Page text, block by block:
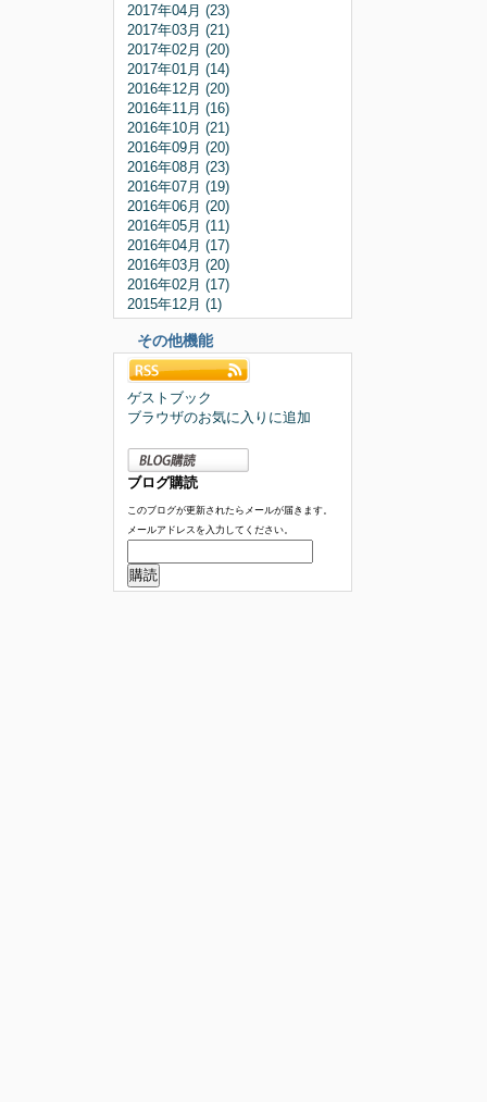
2017年04月 (23)
2017年03月 (21)
2017年02月 (20)
2017年01月 (14)
2016年12月 (20)
2016年11月 (16)
2016年10月 (21)
2016年09月 (20)
2016年08月 (23)
2016年07月 (19)
2016年06月 (20)
2016年05月 (11)
2016年04月 (17)
2016年03月 (20)
2016年02月 (17)
2015年12月 (1)
その他機能
ゲストブック
ブラウザのお気に入りに追加
ブログ購読
このブログが更新されたらメールが届きます。
メールアドレスを入力してください。